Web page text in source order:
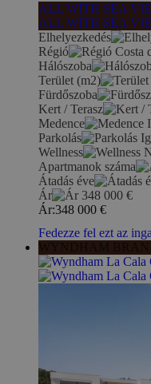
ALL WITH SEA
ALL WITH SEA
Elhelyezkedés
Régió
Costa
Hálószoba
Terület (m2)
Fürdőszoba
Kert / Terasz
Medence
Parkolás
Wellness
Apartmanok száma
Átadás éve
Ár
348 000 €
Ár:348 000 €
Fedezze fel ezt az
WYNDHAM